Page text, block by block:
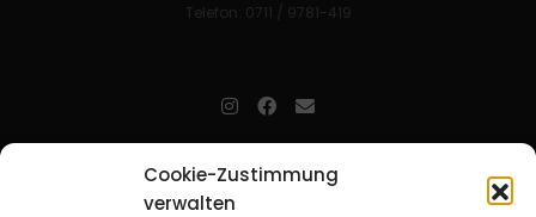
Cookie-Zustimmung
verwalten
Telefon: 0711 / 9781-419
Mitarbeitende in der christlichen Kinder-, Jugend- und jungen
Erwachsenenarbeit. Aufjofindet man unkompliziert und schnell